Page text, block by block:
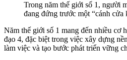
Trong năm thế giới số 1, người
đang đứng trước một “cánh cửa
Năm thế giới số 1 mang đến nhiều cơ
đạo 4, đặc biệt trong việc xây dựng
làm việc và tạo bước phát triển vững